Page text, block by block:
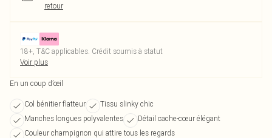
retour
18+, T&C applicables. Crédit soumis à statut
Voir plus
En un coup d’œil
Col bénitier flatteur
Tissu slinky chic
Manches longues polyvalentes
Détail cache-cœur élégant
Couleur champignon qui attire tous les regards